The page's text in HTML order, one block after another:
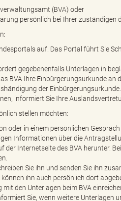
T
l
i
(BVA) oder
persönlich bei Ihrer zuständigen
auf. Das Portal führt Sie
gegebenenfalls Unterlagen in
BVA Ihre Einbürgerungsurkunde
der Einbürgerungsurkunde.
informiert Sie Ihre
stellen möchten:
oder in einem persönlichen
Informationen über die
der Internetseite des BVA herunter.
Sie ihn und senden Sie ihn
ihn auch persönlich dort
den Unterlagen beim BVA
Sie, wenn weitere Unterlagen